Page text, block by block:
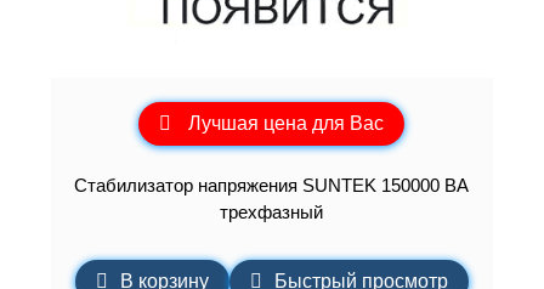
Лучшая цена для Вас
Стабилизатор напряжения SUNTEK 150000 ВА
трехфазный
В корзину Быстрый просмотр